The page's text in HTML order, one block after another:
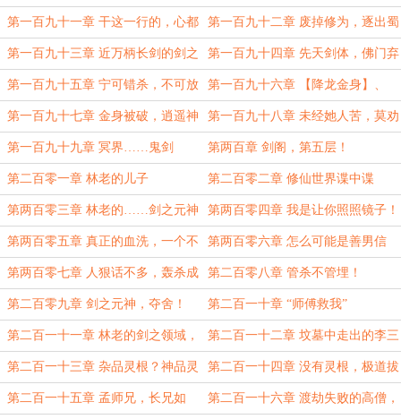
鸿 然
第一百九十一章 干这一行的，心都
脏
第一百九十二章 废掉修为，逐出蜀
山
第一百九十三章 近万柄长剑的剑之
本源
第一百九十四章 先天剑体，佛门弃
徒
第一百九十五章 宁可错杀，不可放
过
第一百九十六章 【降龙金身】、
【小罗汉拳】
第一百九十七章 金身被破，逍遥神
剑
第一百九十八章 未经她人苦，莫劝
她人善
第一百九十九章 冥界……鬼剑 第两百章 剑阁，第五层！
第二百零一章 林老的儿子 第二百零二章 修仙世界谍中谍
第两百零三章 林老的……剑之元神 第两百零四章 我是让你照照镜子！
第两百零五章 真正的血洗，一个不
留
第两百零六章 怎么可能是善男信
女？
第两百零七章 人狠话不多，轰杀成
渣！
第二百零八章 管杀不管埋！
第二百零九章 剑之元神，夺舍！ 第二百一十章 “师傅救我”
第二百一十一章 林老的剑之领域，
湮灭
第二百一十二章 坟墓中走出的李三
思
第二百一十三章 杂品灵根？神品灵
根？
第二百一十四章 没有灵根，极道拔
剑术
第二百一十五章 孟师兄，长兄如 第二百一十六章 渡劫失败的高僧，